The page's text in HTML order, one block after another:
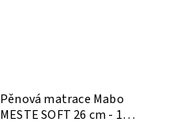
Pěnová matrace Mabo
MESTE SOFT 26 cm - 140